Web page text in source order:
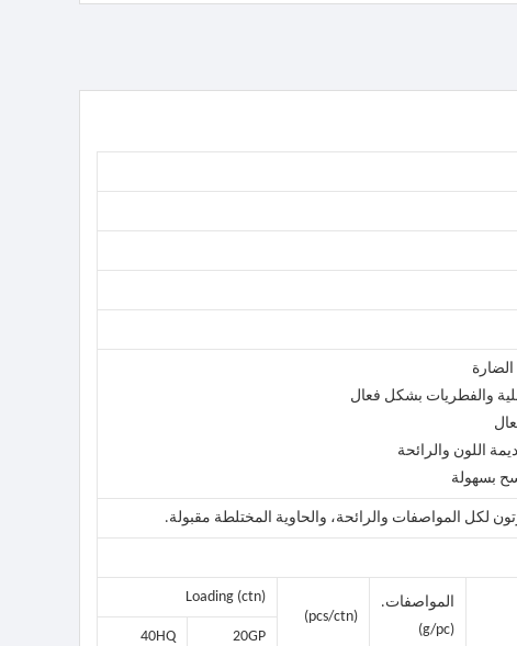
المواصفات.
(g/pc)
(pcs/ctn)
Loading (ctn)
20GP
40HQ